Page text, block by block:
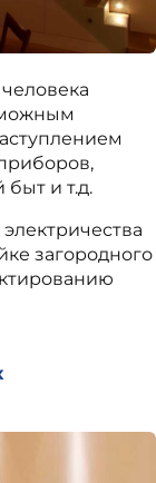
и т.д.
загородного